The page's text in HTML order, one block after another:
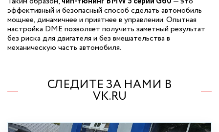
эффективный и безопасный способ сделать автомобиль
мощнее, динамичнее и приятнее в управлении. Опытная
настройка DME позволяет получить заметный результат
без риска для двигателя и без вмешательства в
механическую часть автомобиля.
СЛЕДИТЕ ЗА НАМИ В
VK.RU